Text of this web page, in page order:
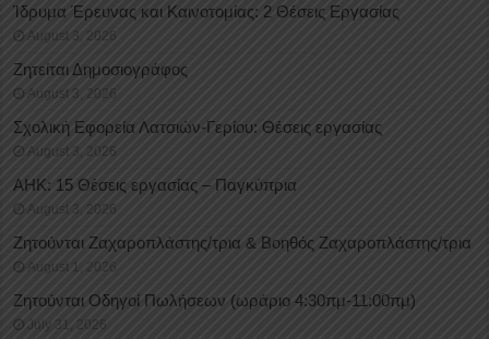
Ίδρυμα Έρευνας και Καινοτομίας: 2 Θέσεις Εργασίας
August 3, 2026
Ζητείται Δημοσιογράφος
August 3, 2026
Σχολική Εφορεία Λατσιών-Γερίου: Θέσεις εργασίας
August 3, 2026
ΑΗΚ: 15 Θέσεις εργασίας – Παγκύπρια
August 3, 2026
Ζητούνται Ζαχαροπλάστης/τρια & Βοηθός Ζαχαροπλάστης/τρια
August 1, 2026
Ζητούνται Οδηγοί Πωλήσεων (ωράριο 4:30πμ-11:00πμ)
July 31, 2026